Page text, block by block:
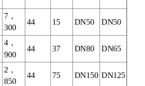
7，
300
44 15 DN50 DN50
4，
900
44 37 DN80 DN65
2，
850
44 75 DN150 DN125